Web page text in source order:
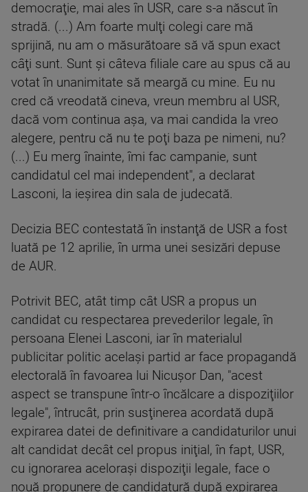
democraţie, mai ales în USR, care s-a născut în
stradă. (...) Am foarte mulţi colegi care mă
sprijină, nu am o măsurătoare să vă spun exact
câţi sunt. Sunt şi câteva filiale care au spus că au
votat în unanimitate să meargă cu mine. Eu nu
cred că vreodată cineva, vreun membru al USR,
dacă vom continua aşa, va mai candida la vreo
alegere, pentru că nu te poţi baza pe nimeni, nu?
(...) Eu merg înainte, îmi fac campanie, sunt
candidatul cel mai independent", a declarat
Lasconi, la ieşirea din sala de judecată.
Decizia BEC contestată în instanţă de USR a fost
luată pe 12 aprilie, în urma unei sesizări depuse
de AUR.
Potrivit BEC, atât timp cât USR a propus un
candidat cu respectarea prevederilor legale, în
persoana Elenei Lasconi, iar în materialul
publicitar politic acelaşi partid ar face propagandă
electorală în favoarea lui Nicuşor Dan, "acest
aspect se transpune într-o încălcare a dispoziţiilor
legale", întrucât, prin susţinerea acordată după
expirarea datei de definitivare a candidaturilor unui
alt candidat decât cel propus iniţial, în fapt, USR,
cu ignorarea aceloraşi dispoziţii legale, face o
nouă propunere de candidatură după expirarea